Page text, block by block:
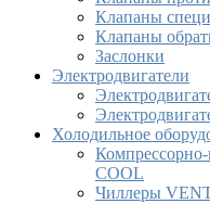
Клапаны
Клапаны
Заслонки
Электродвигатели
Холодильное
COOL
Чиллеры